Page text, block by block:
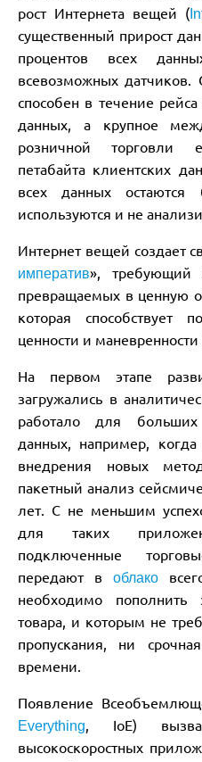
рост Интернета вещей (
существенный прирост
процентов всех
всевозможных датчиков.
способен в течение
данных, а крупное
розничной торговли
петабайта клиентских
всех данных
используются и не
Интернет вещей создает
императив», требующий
превращаемых в ценную
которая способствует
ценности и маневренности
На первом этапе
загружались в
работало для больших
данных, например,
внедрения новых
пакетный анализ
лет. С не меньшим
для таких
подключенные
передают в облако
необходимо
товара, и которым не
пропускания, ни
времени.
Появление
Everything , IoE)
высокоскоростных